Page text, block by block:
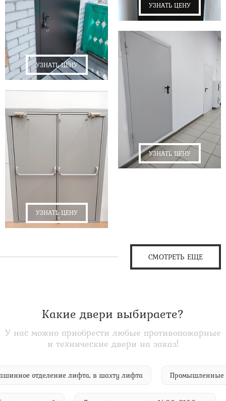
УЗНАТЬ ЦЕНУ
УЗНАТЬ ЦЕНУ
УЗНАТЬ ЦЕНУ
УЗНАТЬ ЦЕНУ
СМОТРЕТЬ ЕЩЕ
Какие двери выбираете?
У нас можно приобрести любые противопожарные
и технические двери на заказ!
машинное отделение лифта, в шахту лифта